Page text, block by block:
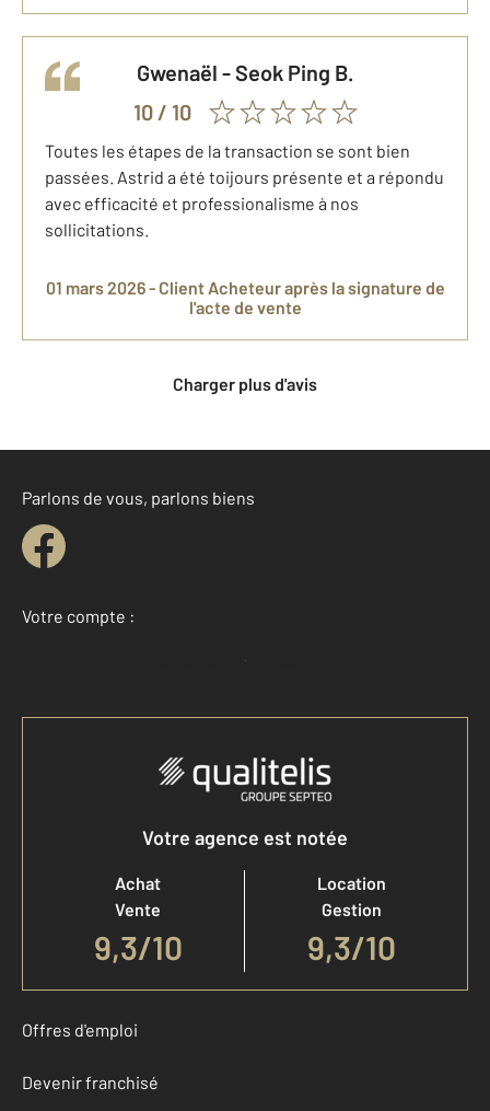
Gwenaël - Seok Ping B.
10/ 10
Toutes les étapes de la transaction se sont bien
passées. Astrid a été toijours présente et a répondu
avec efficacité et professionalisme à nos
sollicitations.
01 mars 2026 - Client Acheteuraprès la signature de
l'acte de vente
Charger plus d'avis
Parlons de vous, parlons biens
Votre compte :
Accéder à mon compte
Votre agence est notée
Achat
Vente
9,3/10
Location
Gestion
9,3/10
Offres d'emploi
Devenir franchisé